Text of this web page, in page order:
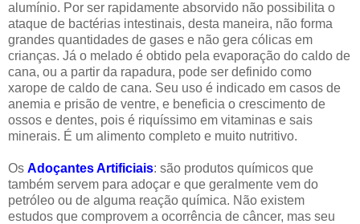
alumínio. Por ser rapidamente absorvido não possibilita o
ataque de bactérias intestinais, desta maneira, não forma
grandes quantidades de gases e não gera cólicas em
crianças. Já o melado é obtido pela evaporação do caldo de
cana, ou a partir da rapadura, pode ser definido como
xarope de caldo de cana. Seu uso é indicado em casos de
anemia e prisão de ventre, e beneficia o crescimento de
ossos e dentes, pois é riquíssimo em vitaminas e sais
minerais. É um alimento completo e muito nutritivo.
Os AdoçantesArtificiais: são produtos químicos que
também servem para adoçar e que geralmente vem do
petróleo ou de alguma reação química. Não existem
estudos que comprovem a ocorrência de câncer, mas seu